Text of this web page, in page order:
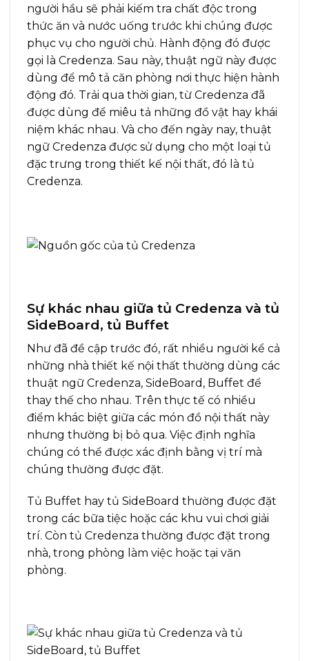
người hầu sẽ phải kiếm tra chất độc trong
thức ăn và nước uống trước khi chúng được
phục vụ cho người chủ. Hành động đó được
gọi là Credenza. Sau này, thuật ngữ này được
dùng để mô tả căn phòng nơi thực hiện hành
động đó. Trải qua thời gian, từ Credenza đã
được dùng để miêu tả những đồ vật hay khái
niệm khác nhau. Và cho đến ngày nay, thuật
ngữ Credenza được sử dụng cho một loại tủ
đặc trưng trong thiết kế nội thất, đó là tủ
Credenza.
Sự khác nhau giữa tủ Credenza và tủ
SideBoard, tủ Buffet
Như đã đề cập trước đó, rất nhiều người kể cả
những nhà thiết kế nội thất thường dùng các
thuật ngữ Credenza, SideBoard, Buffet để
thay thế cho nhau. Trên thực tế có nhiều
điểm khác biệt giữa các món đồ nội thất này
nhưng thường bị bỏ qua. Việc định nghĩa
chúng có thể được xác định bằng vị trí mà
chúng thường được đặt.
Tủ Buffet hay tủ SideBoard thường được đặt
trong các bữa tiệc hoặc các khu vui chơi giải
trí. Còn tủ Credenza thường được đặt trong
nhà, trong phòng làm việc hoặc tại văn
phòng.